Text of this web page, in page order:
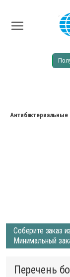
Соберите заказ
Минимальный
Перечень